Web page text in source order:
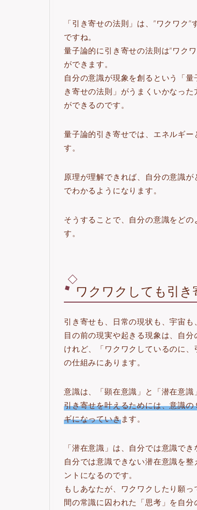
「引き寄せの法則」は、”ワクワク
ですね。
量子論的に引き寄せの法則は”ワク
ができます。
自分の意識が現象を創るという「
き寄せの法則」がうまくいかなっ
ができるのです。
量子論的引き寄せでは、エネルギ
す。
原理が理解できれば、自分の意識
でわかるようになります。
そうすることで、自分の意識をど
す。
ワクワクしても引
引き寄せも、日常の現状も、宇宙も
目の前の現実や起きる現象は、自分
けれど、「ワクワクしているのに
の仕組みにあります。
意識は、「顕在意識」と「潜在意識
引き寄せを叶えるためには、意識
ギになっていきます。
「潜在意識」は、自分では意識でき
自分では意識できない潜在意識を
ントになるのです。
もしあなたが、ワクワクしたり願
間の常識に囚われた「思考」を自分